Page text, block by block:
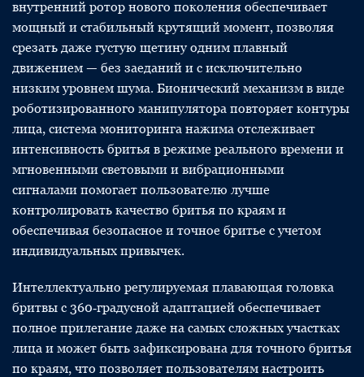
внутренний ротор нового поколения обеспечивает
мощный и стабильный крутящий момент, позволяя
срезать даже густую щетину одним плавный
движением — без заеданий и с исключительно
низким уровнем шума. Бионический механизм в виде
роботизированного манипулятора повторяет контуры
лица, система мониторинга нажима отслеживает
интенсивность бритья в режиме реального времени и
мгновенными световыми и вибрационными
сигналами помогает пользователю лучше
контролировать качество бритья по краям и
обеспечивая безопасное и точное бритье с учетом
индивидуальных привычек.
Интеллектуально регулируемая плавающая головка
бритвы с 360‑градусной адаптацией обеспечивает
полное прилегание даже на самых сложных участках
лица и может быть зафиксирована для точного бритья
по краям, что позволяет пользователям настроить